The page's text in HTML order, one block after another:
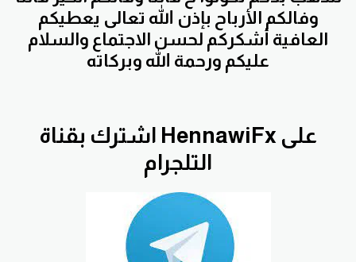
وفالكم الأرباح بإذن الله تعالى يعطيكم
العافية أشكركم لحسن الاجتماع والسلام
عليكم ورحمة الله وبركاته
اشترك بقناة HennawiFx على
التلجرام